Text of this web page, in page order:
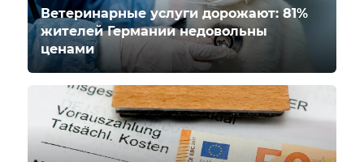
Ветеринарные услуги дорожают: 81%
жителей Германии недовольны
ценами